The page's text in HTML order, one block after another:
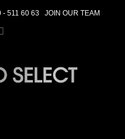
- 511 60 63 JOIN OUR TEAM